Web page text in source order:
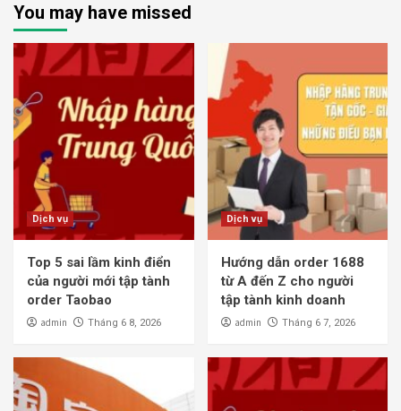
You may have missed
Dịch vụ
Top 5 sai lầm kinh điển
của người mới tập tành
order Taobao
admin Tháng 6 8, 2026
Dịch vụ
Hướng dẫn order 1688
từ A đến Z cho người
tập tành kinh doanh
admin Tháng 6 7, 2026